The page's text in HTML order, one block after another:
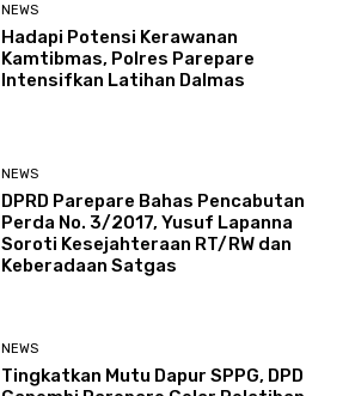
NEWS
Hadapi Potensi Kerawanan
Kamtibmas, Polres Parepare
Intensifkan Latihan Dalmas
NEWS
DPRD Parepare Bahas Pencabutan
Perda No. 3/2017, Yusuf Lapanna
Soroti Kesejahteraan RT/RW dan
Keberadaan Satgas
NEWS
Tingkatkan Mutu Dapur SPPG, DPD